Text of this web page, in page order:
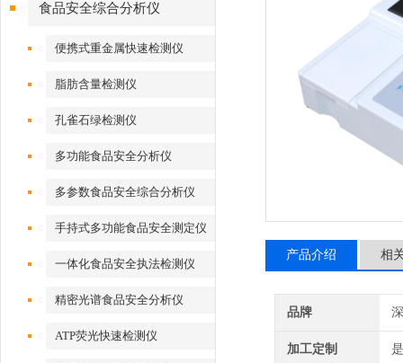
食品安全综合分析仪
便携式重金属快速检测仪
脂肪含量检测仪
孔雀石绿检测仪
多功能食品安全分析仪
多参数食品安全综合分析仪
手持式多功能食品安全测定仪
一体化食品安全执法检测仪
精密光谱食品安全分析仪
ATP荧光快速检测仪
产品介绍 相
品牌
加工定制 是